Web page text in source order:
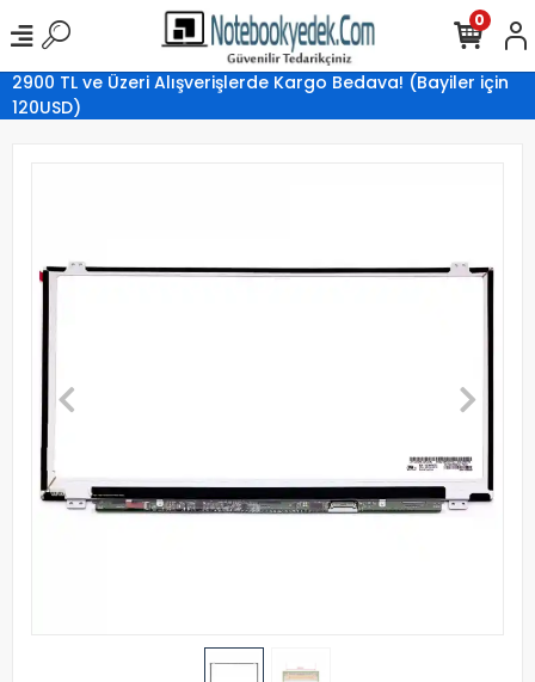
2900 TL ve Üzeri Alışverişlerde Kargo Bedava! (Bayiler için
120USD)
0